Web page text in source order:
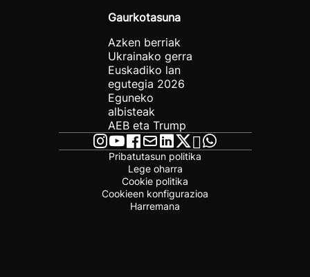
Gaurkotasuna
Azken berriak
Ukrainako gerra
Euskadiko lan
egutegia 2026
Eguneko
albisteak
AEB eta Trump
Pribatutasun politika
Lege oharra
Cookie politika
Cookieen konfigurazioa
Harremana